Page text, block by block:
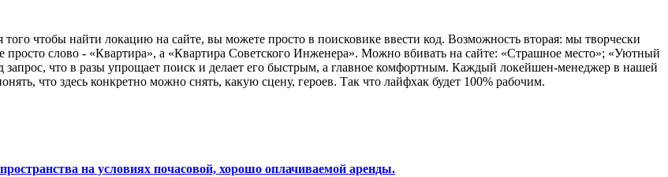
чтобы найти локацию на сайте, вы можете просто в поисковике ввести код. Возможность вторая: мы творчески
слово - «Квартира», а «Квартира Советского Инженера». Можно вбивать на сайте: «Страшное место»; «Уютный
запрос, что в разы упрощает поиск и делает его быстрым, а главное комфортным. Каждый локейшен-менеджер в нашей
что здесь конкретно можно снять, какую сцену, героев. Так что лайфхак будет 100% рабочим.
на условиях почасовой, хорошо оплачиваемой аренды.